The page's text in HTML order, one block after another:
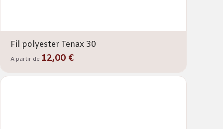
Fil polyester Tenax 30
A partir de 12,00 €